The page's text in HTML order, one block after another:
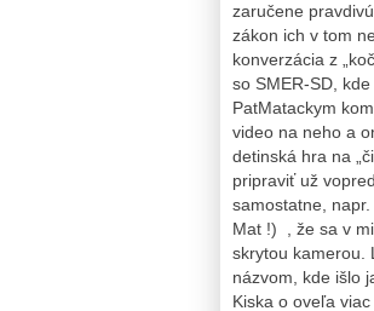
zaručene
zákon ich v tom
konverzácia z
so SMER-SD,
PatMatackym
video na neho a
detinská hra na
pripraviť už
samostatne,
Mat !) , že sa v
skrytou kamerou.
názvom, kde išlo
Kiska o oveľa